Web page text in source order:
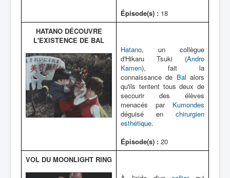
Épisode(s) : 18
HATANO DÉCOUVRE
L'EXISTENCE DE BAL
Hatano, un collègue
d'Hikaru Tsuki (Andro
Kamen), fait la
connaissance de Bal alors
qu'ils tentent tous deux de
secourir des élèves
menacés par Kumondes
déguisé en chirurgien
esthétique.
Épisode(s) : 20
VOL DU MOONLIGHT RING